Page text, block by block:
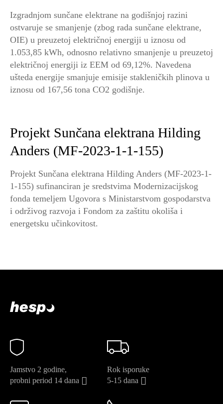
Izgradnjom sunčane elektrane na godišnjoj razini
ostvaruje se smanjenje (zbog rada sunčane elektrane,
OIE) u preuzetoj električnoj energiji u iznosu od
1.053,85 kWh, odnosno relativno smanjenje u preuzetoj
električnoj energiji iz EEM od 69,12%. Navedena
ušteda energije smanjuje emisije stakleničkih plinova u
iznosu od 167,56 tona CO2 godišnje.
Projekt Sunčana elektrana Hilding
Anders (MF-2023-1-1-155)
Projekt Sunčana elektrana Hilding Anders (MF-2023-1-
1-155) sufinanciran je sredstvima Modernizacijskog
fonda temeljem Ugovora s Ministarstvom gospodarstva
i održivog razvoja i Fondom za zaštitu okoliša i
energetsku učinkovitost.
Jamstvo 2 godine,
probni period 14 dana
Rok isporuke
5-15 dana